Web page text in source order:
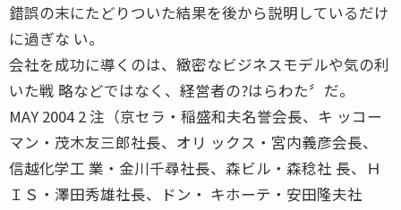
錯誤の末にたどりついた結果を後から説明しているだけ
に過ぎな い。
会社を成功に導くのは、緻密なビジネスモデルや気の利
いた戦 略などではなく、経営者の?はらわた〞だ。
MAY 2004 2 注（京セラ・稲盛和夫名誉会長、キ ッコー
マン・茂木友三郎社長、オリ ックス・宮内義彦会長、
信越化学工 業・金川千尋社長、森ビル・森稔社 長、Ｈ
ＩＳ・澤田秀雄社長、ドン・ キホーテ・安田隆夫社